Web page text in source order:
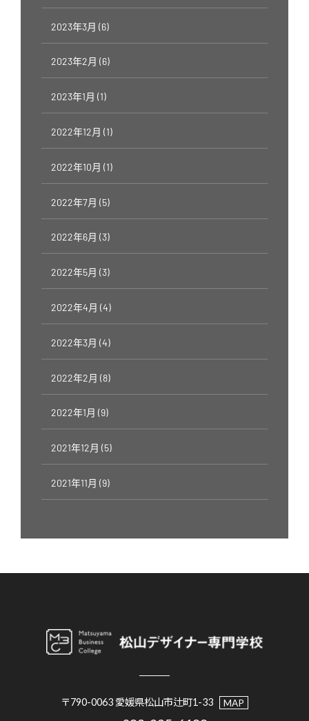
2023年3月 (6)
2023年2月 (6)
2023年1月 (1)
2022年12月 (1)
2022年10月 (1)
2022年7月 (5)
2022年6月 (3)
2022年5月 (3)
2022年4月 (4)
2022年3月 (4)
2022年2月 (8)
2022年1月 (9)
2021年12月 (5)
2021年11月 (9)
〒790-0063 愛媛県松山市辻町1-33 MAP